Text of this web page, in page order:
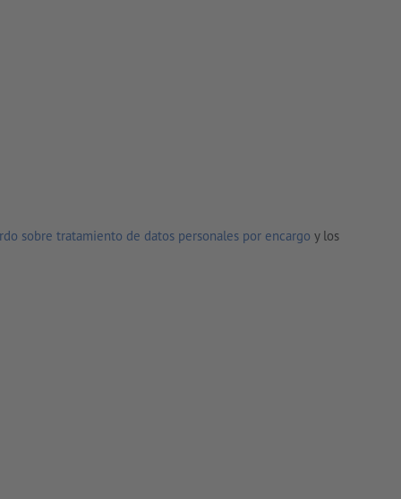
sobre tratamiento de datos personales por encargo y los